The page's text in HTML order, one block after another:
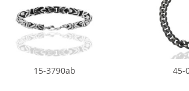
15-3790ab 45-